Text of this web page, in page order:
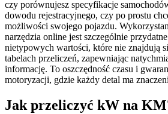
czy porównujesz specyfikacje
dowodu rejestracyjnego, czy po prostu
możliwości swojego pojazdu.
narzędzia online jest szczególnie
nietypowych wartości, które nie znajdują
tabelach przeliczeń, zapewniając
informację. To oszczędność czasu i
motoryzacji, gdzie każdy detal ma
Jak przeliczyć kW na